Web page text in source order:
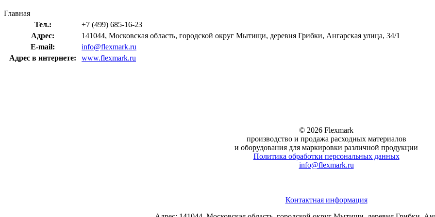
Главная
Тел.:
+7 (499) 685-16-23
Адрес:
141044, Московская область, городской округ Мытищи, деревня Грибки, Ангарская улица, 34/1
E-mail:
info@flexmark.ru
Адрес в интернете:
www.flexmark.ru
© 2026 Flexmark
производство и продажа расходных материалов
и оборудования для маркировки различной продукции
Политика обработки персональных данных
info@flexmark.ru
Контактная информация